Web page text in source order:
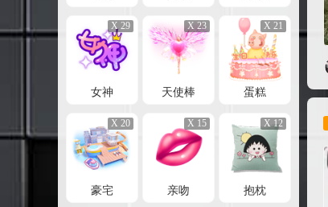
女神
X 29
天使棒
X 23
蛋糕
X 21
豪宅
X 20
亲吻
X 15
抱枕
X 12